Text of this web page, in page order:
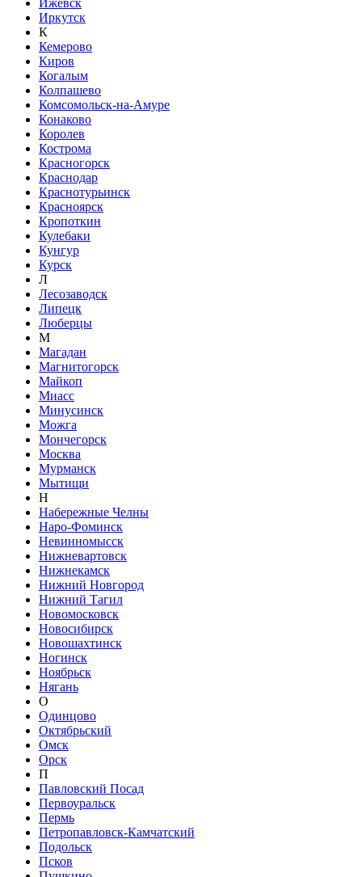
Иркутск
К
Кемерово
Киров
Когалым
Колпашево
Комсомольск-на-Амуре
Конаково
Королев
Кострома
Красногорск
Краснодар
Краснотурьинск
Красноярск
Кропоткин
Кулебаки
Кунгур
Курск
Л
Лесозаводск
Липецк
Люберцы
М
Магадан
Магнитогорск
Майкоп
Миасс
Минусинск
Можга
Мончегорск
Москва
Мурманск
Мытищи
Н
Набережные Челны
Наро-Фоминск
Невинномысск
Нижневартовск
Нижнекамск
Нижний Новгород
Нижний Тагил
Новомосковск
Новосибирск
Новошахтинск
Ногинск
Ноябрьск
Нягань
О
Одинцово
Октябрьский
Омск
Орск
П
Павловский Посад
Первоуральск
Пермь
Петропавловск-Камчатский
Подольск
Псков